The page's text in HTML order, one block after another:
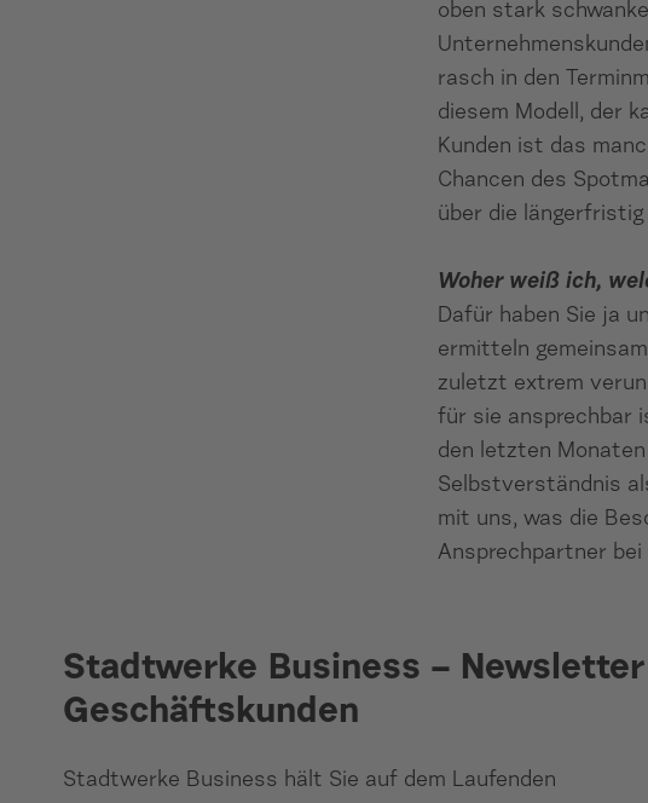
oben stark
rasch in den
diesem Modell, der
Kunden ist das
Chancen des
über die längerfristig
Woher weiß ich,
Dafür haben Sie ja
ermitteln
zuletzt extrem
für sie ansprechbar
den letzten
Selbstverständnis
mit uns, was die
Ansprechpartner
Stadtwerke Business –
Geschäftskunden
Stadtwerke Business hält Sie auf dem Laufenden